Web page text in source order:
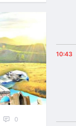
0
10:43